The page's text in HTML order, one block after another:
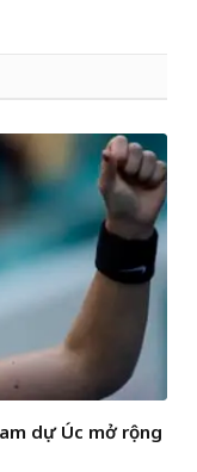
dự Úc mở rộng